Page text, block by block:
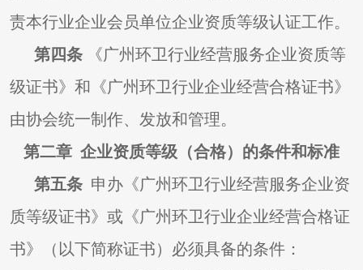
责本行业企业会员单位企业资质等级认证工作。
第四条
《广州环卫行业经营服务企业资质等
级证书》和《广州环卫行业企业经营合格证书》
由协会统一制作、发放和管理。
第二章 企业资质等级（合格）的条件和标准
第五条 申办《广州环卫行业经营服务企业资
质等级证书》或《广州环卫行业企业经营合格证
书》（以下简称证书）必须具备的条件：